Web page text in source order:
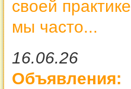
своей практике
мы часто...
16.06.26
Объявления: